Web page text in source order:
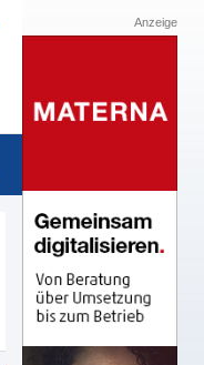
Anzeige